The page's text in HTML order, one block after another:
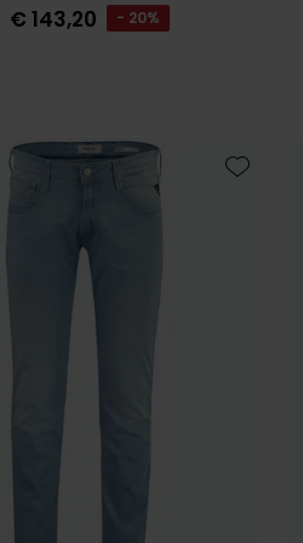
€ 143,20 - 20%